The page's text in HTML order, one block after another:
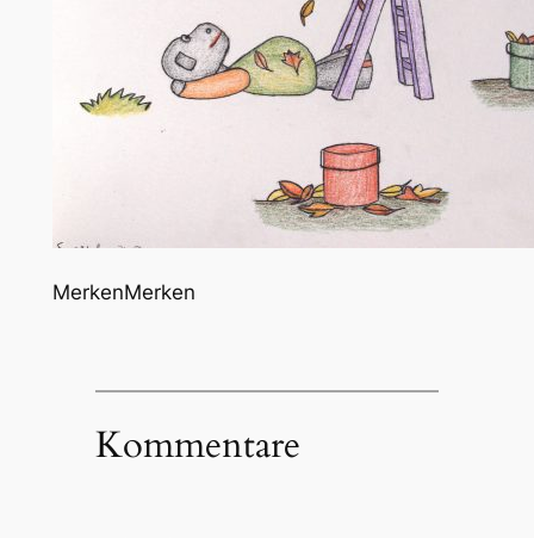
MerkenMerken
Kommentare